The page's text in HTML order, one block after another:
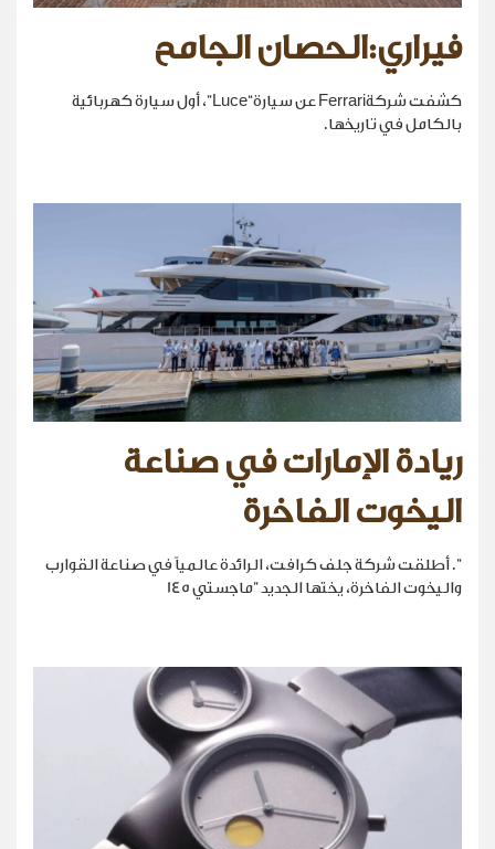
فيراري:الحصان الجامح
كشفت شركةFerrari عن سيارة“Luce”، أول سيارة كهربائية
بالكامل في تاريخها.
ريادة الإمارات في صناعة
اليخوت الفاخرة
". أطلقت شركة جلف كرافت، الرائدة عالمياً في صناعة القوارب
واليخوت الفاخرة، يختها الجديد "ماجستي 145